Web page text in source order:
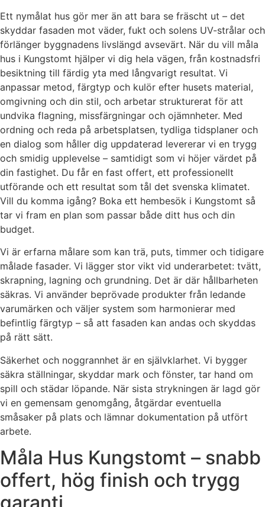
Ett nymålat hus gör mer än att bara se fräscht ut – det
skyddar fasaden mot väder, fukt och solens UV-strålar och
förlänger byggnadens livslängd avsevärt. När du vill måla
hus i Kungstomt hjälper vi dig hela vägen, från kostnadsfri
besiktning till färdig yta med långvarigt resultat. Vi
anpassar metod, färgtyp och kulör efter husets material,
omgivning och din stil, och arbetar strukturerat för att
undvika flagning, missfärgningar och ojämnheter. Med
ordning och reda på arbetsplatsen, tydliga tidsplaner och
en dialog som håller dig uppdaterad levererar vi en trygg
och smidig upplevelse – samtidigt som vi höjer värdet på
din fastighet. Du får en fast offert, ett professionellt
utförande och ett resultat som tål det svenska klimatet.
Vill du komma igång? Boka ett hembesök i Kungstomt så
tar vi fram en plan som passar både ditt hus och din
budget.
Vi är erfarna målare som kan trä, puts, timmer och tidigare
målade fasader. Vi lägger stor vikt vid underarbetet: tvätt,
skrapning, lagning och grundning. Det är där hållbarheten
säkras. Vi använder beprövade produkter från ledande
varumärken och väljer system som harmonierar med
befintlig färgtyp – så att fasaden kan andas och skyddas
på rätt sätt.
Säkerhet och noggrannhet är en självklarhet. Vi bygger
säkra ställningar, skyddar mark och fönster, tar hand om
spill och städar löpande. När sista strykningen är lagd gör
vi en gemensam genomgång, åtgärdar eventuella
småsaker på plats och lämnar dokumentation på utfört
arbete.
Måla Hus Kungstomt – snabb
offert, hög finish och trygg